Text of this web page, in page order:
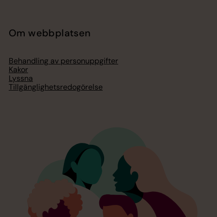
Om webbplatsen
Behandling av personuppgifter
Kakor
Lyssna
Tillgänglighetsredogörelse